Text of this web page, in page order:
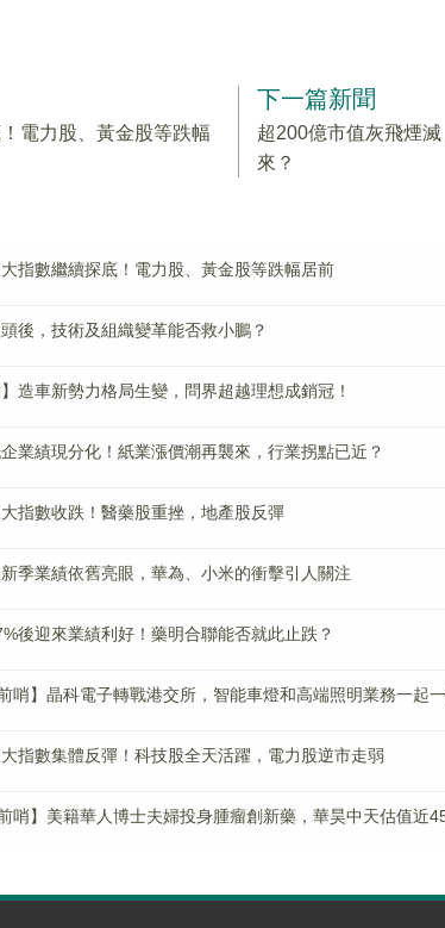
電力股、黃金股等跌幅
下一篇新聞
超200億市值灰飛煙
來？
指數繼續探底！電力股、黃金股等跌幅居前
後，技術及組織變革能否救小鵬？
】造車新勢力格局生變，問界超越理想成銷冠！
企業績現分化！紙業漲價潮再襲來，行業拐點已近？
指數收跌！醫藥股重挫，地產股反彈
季業績依舊亮眼，華為、小米的衝擊引人關注
後迎來業績利好！藥明合聯能否就此止跌？
前哨】晶科電子轉戰港交所，智能車燈和高端照明業務一起
指數集體反彈！科技股全天活躍，電力股逆市走弱
前哨】美籍華人博士夫婦投身腫瘤創新藥，華昊中天估值近